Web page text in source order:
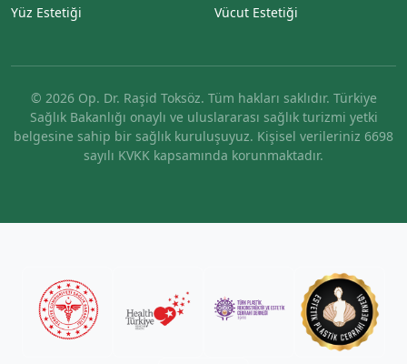
Yüz Estetiği
Vücut Estetiği
© 2026 Op. Dr. Raşid Toksöz. Tüm hakları saklıdır. Türkiye
Sağlık Bakanlığı onaylı ve uluslararası sağlık turizmi yetki
belgesine sahip bir sağlık kuruluşuyuz. Kişisel verileriniz 6698
sayılı KVKK kapsamında korunmaktadır.